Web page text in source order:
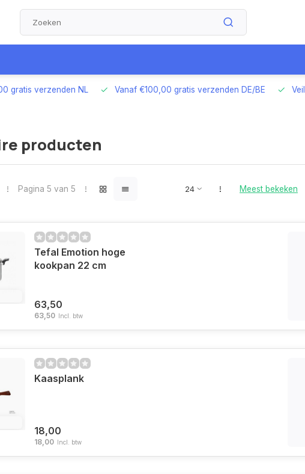
gratis verzenden NL Vanaf €100,00 gratis verzenden DE/BE
producten
Pagina 5 van 5 Meest bekeken
Tefal Emotion hoge
kookpan 22 cm
63,50
63,50 Incl. btw
Kaasplank
18,00
18,00 Incl. btw